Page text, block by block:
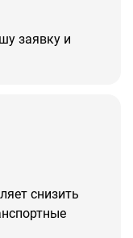
заявку и
снизить